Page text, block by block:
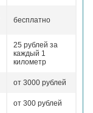
бесплатно
25 рублей за
каждый 1
километр
от 3000 рублей
от 300 рублей